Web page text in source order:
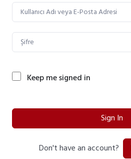
Keep me signed in
Sign In
Don't have an account?